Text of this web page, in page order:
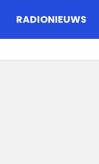
RADIONIEUWS